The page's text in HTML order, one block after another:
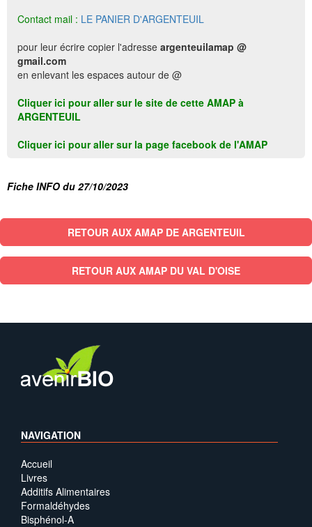
Contact mail : LE PANIER D'ARGENTEUIL
pour leur écrire copier l'adresse argenteuilamap @
gmail.com
en enlevant les espaces autour de @
Cliquer ici pour aller sur le site de cette AMAP à
ARGENTEUIL
Cliquer ici pour aller sur la page facebook de l'AMAP
Fiche INFO du 27/10/2023
RETOUR AUX AMAP DE ARGENTEUIL
RETOUR AUX AMAP DU VAL D'OISE
NAVIGATION
Accueil
Livres
Additifs Alimentaires
Formaldéhydes
Bisphénol-A